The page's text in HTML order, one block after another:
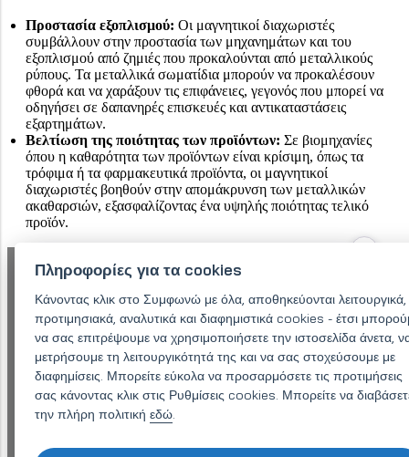
Προστασία εξοπλισμού: Οι μαγνητικοί διαχωριστές
συμβάλλουν στην προστασία των μηχανημάτων και του
εξοπλισμού από ζημιές που προκαλούνται από μεταλλικούς
ρύπους. Τα μεταλλικά σωματίδια μπορούν να προκαλέσουν
φθορά και να χαράξουν τις επιφάνειες, γεγονός που μπορεί να
οδηγήσει σε δαπανηρές επισκευές και αντικαταστάσεις
εξαρτημάτων.
Βελτίωση της ποιότητας των προϊόντων: Σε βιομηχανίες
όπου η καθαρότητα των προϊόντων είναι κρίσιμη, όπως τα
τρόφιμα ή τα φαρμακευτικά προϊόντα, οι μαγνητικοί
διαχωριστές βοηθούν στην απομάκρυνση των μεταλλικών
ακαθαρσιών, εξασφαλίζοντας ένα υψηλής ποιότητας τελικό
προϊόν.
Ενημερωθείτε για τις υπηρεσίες
μας - θα λάβετε προσφορά
εντός 48 ωρών.
Περιγράψτε τις ανάγκες σας με τη μεγαλύτερη δυνατή
ακρίβεια. Θα σας στείλουμε επιβεβαίωση του αιτήματός
σας και θα σας κατευθύνουμε σε έναν κατάλληλο
ειδικό. Αυτός ή αυτή μπορεί να επικοινωνήσει μαζί σας
για περισσότερες λεπτομέρειες στις επαφές που
Πληροφορίες για τα cookies
Κάνοντας κλικ στο Συμφωνώ με όλα, αποθηκεύονται λειτουργικά,
προτιμησιακά, αναλυτικά και διαφημιστικά cookies - έτσι
να σας επιτρέψουμε να χρησιμοποιήσετε την ιστοσελίδα άνετα,
μετρήσουμε τη λειτουργικότητά της και να σας στοχεύσουμε με
διαφημίσεις. Μπορείτε εύκολα να προσαρμόσετε τις προτιμήσεις
σας κάνοντας κλικ στις Ρυθμίσεις cookies. Μπορείτε να
την πλήρη πολιτικήεδώ.